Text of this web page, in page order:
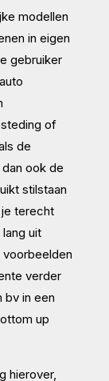
modellen
in eigen
gebruiker
of
de
ook de
stilstaan
terecht
uit
verder
bv in een
up
hierover,